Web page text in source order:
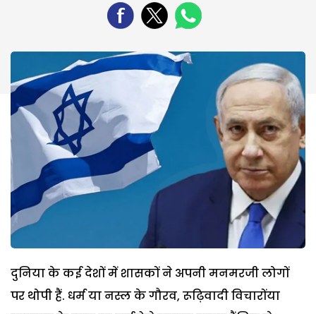
दुनिया के कई देशों में शासकों ने अपनी मनमरजी लोगों
पर थोपी हैं. धर्म या नस्ल के गौरव, रूढ़िवादी विचारोंया